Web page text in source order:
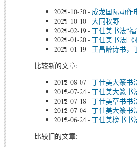
2021-10-30- 成龙国际动作
2021-10-10- 大同秋野
2021-02-19- 丁仕美书法“
2021-01-20- 丁仕美书法|《
2021-01-19- 王昌龄诗书，
比较新的文章:
2012-08-07 - 丁仕美大篆书
2012-07-24- 丁仕美大篆书
2012-07-18 - 丁仕美草书书
2012-07-04- 丁仕美大篆书
2012-06-24- 丁仕美榜书书
比较旧的文章: